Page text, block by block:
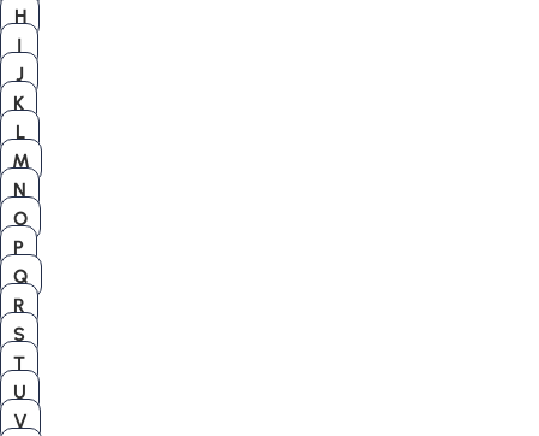
H
I
J
K
L
M
N
O
P
Q
R
S
T
U
V